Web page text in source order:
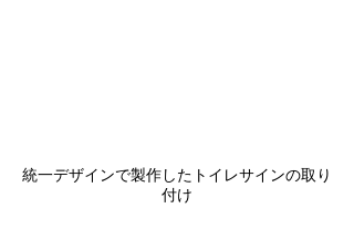
統一デザインで製作したトイレサインの取り
付け